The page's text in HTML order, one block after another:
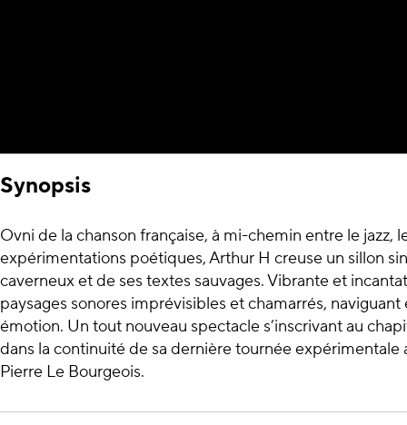
Synopsis
Ovni de la chanson française, à mi-chemin entre le jazz,
expérimentations poétiques, Arthur H creuse un sillon
caverneux et de ses textes sauvages. Vibrante et
paysages sonores imprévisibles et chamarrés,
émotion. Un tout nouveau spectacle s’inscrivant au
dans la continuité de sa dernière tournée expérimentale
Pierre Le Bourgeois.